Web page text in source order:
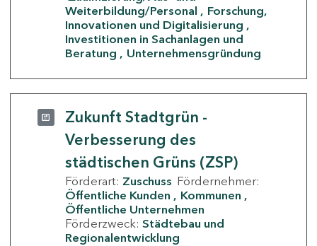
Weiterbildung/Personal
Forschung,
Innovationen und Digitalisierung
Investitionen in Sachanlagen und
Beratung
Unternehmensgründung
Zukunft Stadtgrün -
Verbesserung des
städtischen Grüns (ZSP)
Förderart: Zuschuss Fördernehmer:
Öffentliche Kunden
Kommunen
Öffentliche Unternehmen
Förderzweck: Städtebau und
Regionalentwicklung